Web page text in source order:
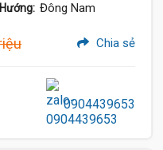
Hướng: Đông Nam
Chia sẻ
0904439653